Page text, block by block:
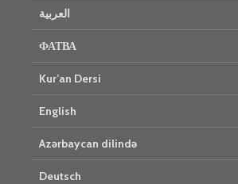
العربية
ФАТВА
Kur’an Dersi
English
Azərbaycan dilində
Deutsch